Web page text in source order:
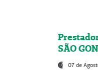
SÃO
07 de